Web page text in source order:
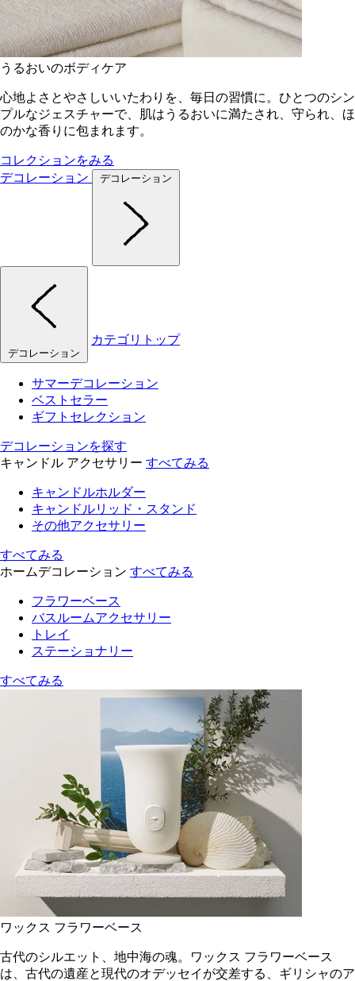
うるおいのボディケア
心地よさとやさしいいたわりを、毎日の習慣に。ひとつのシン
プルなジェスチャーで、肌はうるおいに満たされ、守られ、ほ
のかな香りに包まれます。
コレクションをみる
デコレーション
デコレーション
デコレーション
カテゴリトップ
サマーデコレーション
ベストセラー
ギフトセレクション
デコレーションを探す
キャンドル アクセサリー すべてみる
キャンドルホルダー
キャンドルリッド・スタンド
その他アクセサリー
すべてみる
ホームデコレーション すべてみる
フラワーベース
バスルームアクセサリー
トレイ
ステーショナリー
すべてみる
ワックス フラワーベース
古代のシルエット、地中海の魂。ワックス フラワーベース
は、古代の遺産と現代のオデッセイが交差する、ギリシャのア